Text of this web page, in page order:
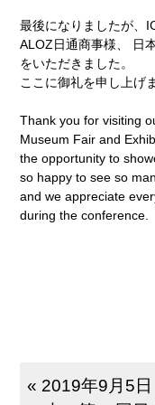
最後になりましたが、
ALOZ日通商事様、 日
をいただきました。
ここに御礼を申し上げ
Thank you for visiting
Museum Fair and
the opportunity to
so happy to see so
and we appreciate
during the conference.
« 2019年9月5日